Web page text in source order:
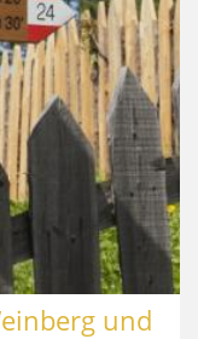
und